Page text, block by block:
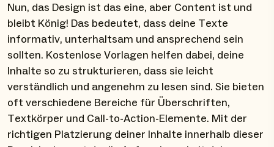
Nun, das Design ist das eine, aber Content ist und
bleibt König! Das bedeutet, dass deine Texte
informativ, unterhaltsam und ansprechend sein
sollten. Kostenlose Vorlagen helfen dabei, deine
Inhalte so zu strukturieren, dass sie leicht
verständlich und angenehm zu lesen sind. Sie bieten
oft verschiedene Bereiche für Überschriften,
Textkörper und Call-to-Action-Elemente. Mit der
richtigen Platzierung deiner Inhalte innerhalb dieser